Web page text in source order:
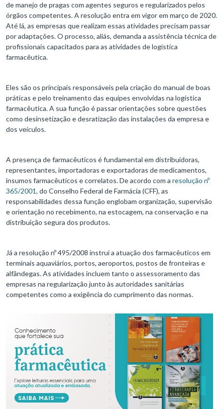
de manejo de pragas com agentes seguros e regularizados pelos
órgãos competentes. A resolução entra em vigor em março de 2020.
Até lá, as empresas que realizam essas atividades precisam passar
por adaptações. O processo, aliás, demanda a assistência técnica de
profissionais capacitados para as atividades de logística
farmacêutica.
Eles são os principais responsáveis pela criação do manual de boas
práticas e pelo treinamento das equipes envolvidas na logística
farmacêutica. A sua função é passar orientações sobre questões
como desinsetização e desratização das instalações da empresa e
dos veículos.
A presença de farmacêuticos é fundamental em distribuidoras,
representantes, importadoras e exportadoras de medicamentos,
insumos farmacêuticos e correlatos. De acordo com a resolução nº
365/2001, do Conselho Federal de Farmácia (CFF), as
responsabilidades dessa função englobam organização, supervisão
e orientação no recebimento, na estocagem, na conservação e na
distribuição segura dos produtos.
Já a resolução nº 495/2008 instrui a atuação dos farmacêuticos em
terminais aquaviários, portos, aeroportos, postos de fronteiras e
alfândegas. As atividades incluem tanto o assessoramento das
empresas na regularização junto às autoridades sanitárias
competentes como a exigência do cumprimento das normas.